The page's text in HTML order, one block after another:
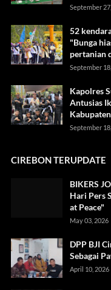
September
52
"Bunga
pertanian
September
Kapolres
Antusias
September
CIREBON TERUPDATE
BIKERS
Hari Pers
at Peace"
May 03, 2026
DPP BJI
Sebagai
April 10, 2026